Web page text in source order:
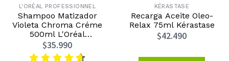
L'ORÉAL PROFESSIONNEL
Shampoo Matizador
Violeta Chroma Créme
500ml L'Oréal
Professionnel
$35.990
KÉRASTASE
Recarga Aceite Oleo-
Relax 75ml Kérastase
$42.490